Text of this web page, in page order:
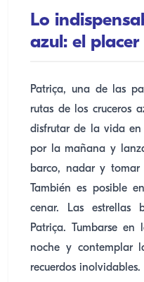
Lo
azul: el
Patriça, una de las
rutas de los cruceros
disfrutar de la vida en
por la mañana y
barco, nadar y
También es posible
cenar. Las
Patriça. Tumbarse
noche y contemplar
recuerdos inolvidables.